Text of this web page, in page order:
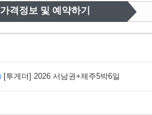
가격정보 및 예약하기
[투게더] 2026 서남권+제주5박6일